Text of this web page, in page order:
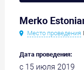
Merko
Место проведения
Дата проведения:
с 15 июля 2019